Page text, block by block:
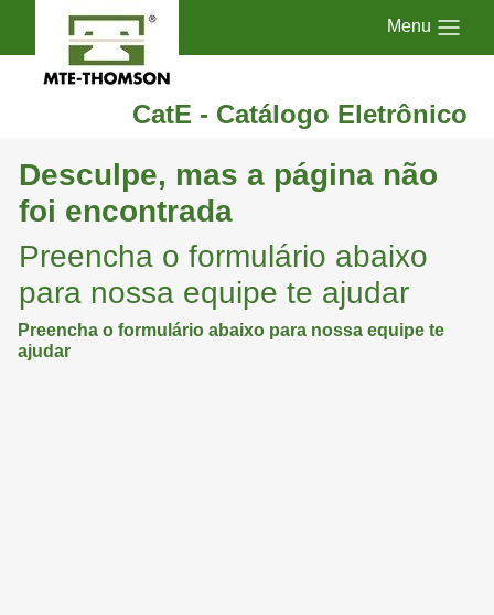
Menu
CatE - Catálogo Eletrônico
Desculpe, mas a página não
foi encontrada
Preencha o formulário abaixo
para nossa equipe te ajudar
Preencha o formulário abaixo para nossa equipe te
ajudar